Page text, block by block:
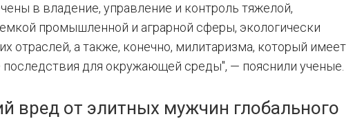
в владение, управление и контроль тяжелой,
промышленной и аграрной сферы, экологически
отраслей, а также, конечно, милитаризма, который имеет
для окружающей среды", — пояснили ученые.
вред от элитных мужчин глобального